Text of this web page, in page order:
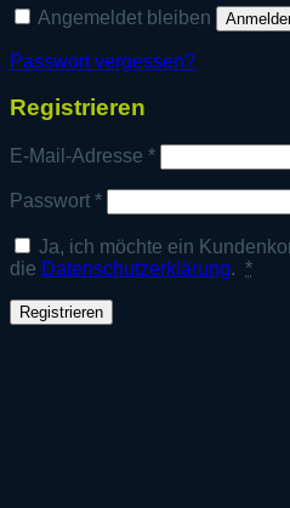
Angemeldet bleiben
Passwort vergessen?
Registrieren
E-Mail-Adresse *Erforderlich
Passwort *Erforderlich
Ja, ich möchte ein
die Datenschutzerklärung. *
Registrieren